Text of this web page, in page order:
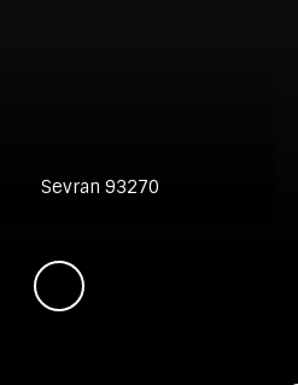
Sevran 93270